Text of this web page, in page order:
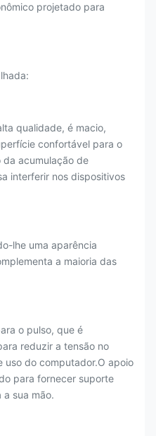
projetado para
qualidade, é macio,
confortável para o
da acumulação de
interferir nos dispositivos
lhe uma aparência
a maioria das
o pulso, que é
reduzir a tensão no
uso do computador.O apoio
para fornecer suporte
sua mão.